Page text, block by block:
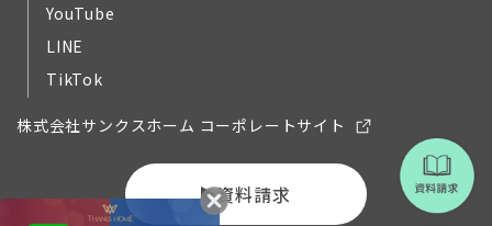
YouTube
LINE
TikTok
株式会社サンクスホーム コーポレートサイト
資料請求